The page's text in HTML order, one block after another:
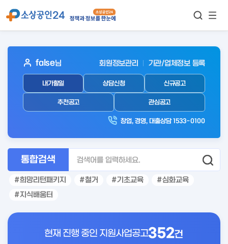
보기
아
웃
로
인
false님 회원정보관리 기관/업체정보 등록
내가할일 상담신청 신규공고
추천공고 관심공고
창업, 경영, 대출상담 1533-0100
통합검색
희망리턴패키지 철거 기초교육
심화교육
지식배움터
현재 진행 중인 지원사업공고352건